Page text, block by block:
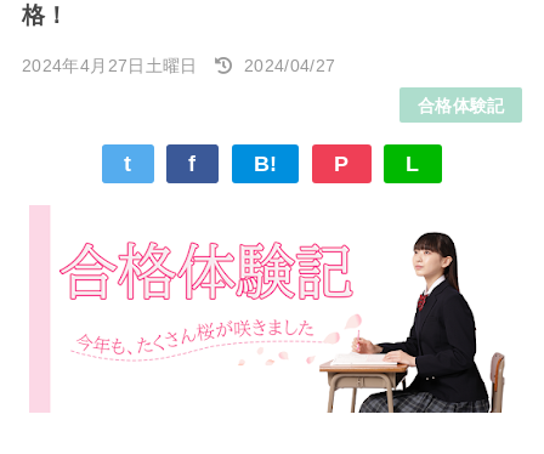
格！
2024年4月27日土曜日 2024/04/27
合格体験記
t f B! P L